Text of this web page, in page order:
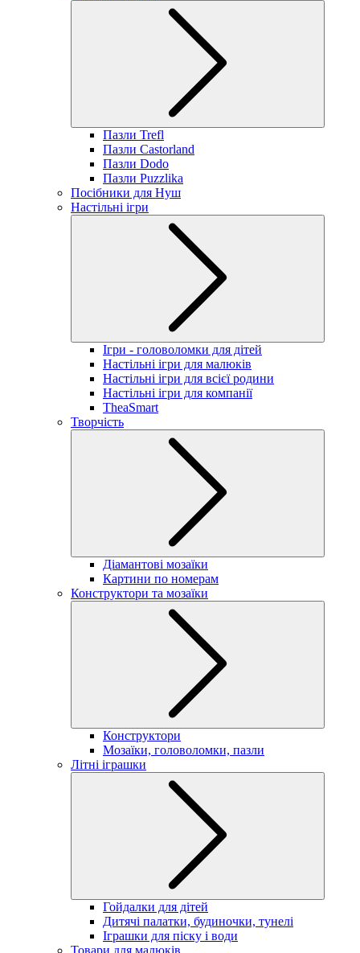
Пазли Trefl
Пазли Castorland
Пазли Dodo
Пазли Puzzlika
Посібники для Нуш
Настільні ігри
Ігри - головоломки для дітей
Настільні ігри для малюків
Настільні ігри для всієї родини
Настільні ігри для компанії
TheaSmart
Творчість
Діамантові мозаїки
Картини по номерам
Конструктори та мозаїки
Конструктори
Мозаїки, головоломки, пазли
Літні іграшки
Гойдалки для дітей
Дитячі палатки, будиночки, тунелі
Іграшки для піску і води
Товари для малюків